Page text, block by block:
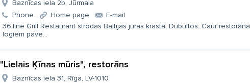
Baznīcas iela 2b, Jūrmala
Phone
Home page
E-mail
36.line Grill Restaurant strodas Baltijas jūras krastā, Dubultos. Caur restorāna
logiem pave...
"Lielais Ķīnas mūris", restorāns
Baznīcas iela 31, Rīga, LV-1010